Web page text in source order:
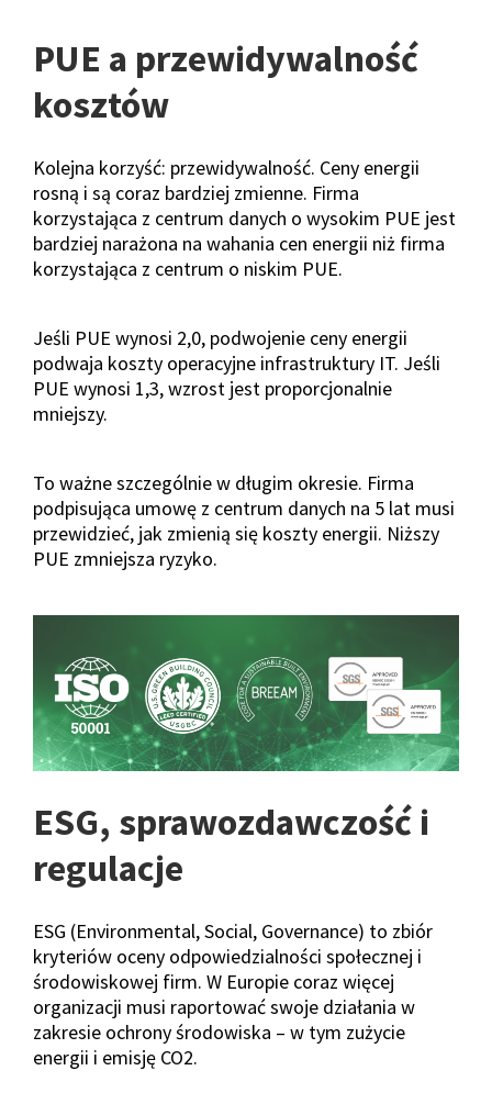
PUE a przewidywalność
kosztów
Kolejna korzyść: przewidywalność. Ceny energii
rosną i są coraz bardziej zmienne. Firma
korzystająca z centrum danych o wysokim PUE jest
bardziej narażona na wahania cen energii niż firma
korzystająca z centrum o niskim PUE.
Jeśli PUE wynosi 2,0, podwojenie ceny energii
podwaja koszty operacyjne infrastruktury IT. Jeśli
PUE wynosi 1,3, wzrost jest proporcjonalnie
mniejszy.
To ważne szczególnie w długim okresie. Firma
podpisująca umowę z centrum danych na 5 lat musi
przewidzieć, jak zmienią się koszty energii. Niższy
PUE zmniejsza ryzyko.
ESG, sprawozdawczość i
regulacje
ESG (Environmental, Social, Governance) to zbiór
kryteriów oceny odpowiedzialności społecznej i
środowiskowej firm. W Europie coraz więcej
organizacji musi raportować swoje działania w
zakresie ochrony środowiska – w tym zużycie
energii i emisję CO2.